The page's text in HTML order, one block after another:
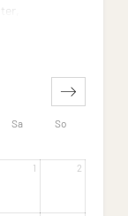
LED-TV
Sa So
1 2